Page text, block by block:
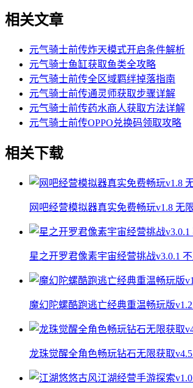
相关文章
元气骑士前传炸天模式开启条件解析
元气骑士鱼缸获取鱼类全攻略
元气骑士前传全区域羁绊掉落指南
元气骑士前传通灵师获取步骤详解
元气骑士前传药水商人获取方法详解
元气骑士前传OPPO兑换码领取攻略
相关下载
网吧经营模拟器真实免费畅玩v1.8 无
星之开罗君像素宇宙经营挑战v3.0.1
魔幻陀螺酷跑逃亡经典重温畅玩版
龙珠觉醒全角色畅玩钻石无限获取